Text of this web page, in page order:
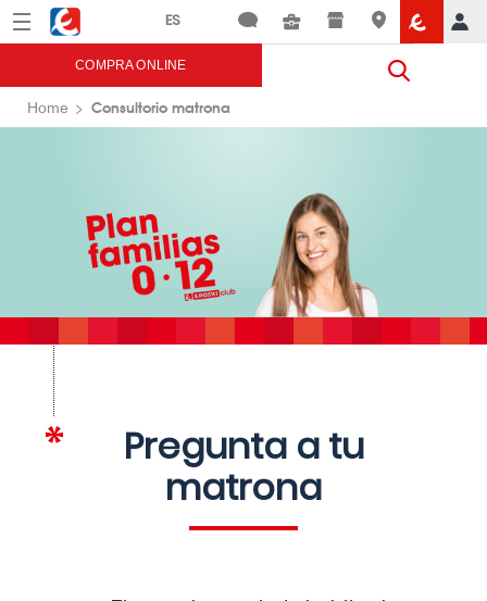
Menú Eroski
COMPRA ONLINE
Home Consultorio matrona
Pregunta a tu
matrona